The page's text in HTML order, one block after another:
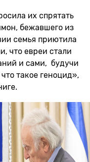
их спрятать
бежавшего из
семья приютила
что евреи стали
и сами, будучи
такое геноцид»,